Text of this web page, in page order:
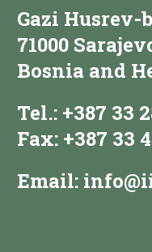
Gazi Husrev-
71000
Bosnia and
Tel.: +387 33
Fax: +387 33
Email: